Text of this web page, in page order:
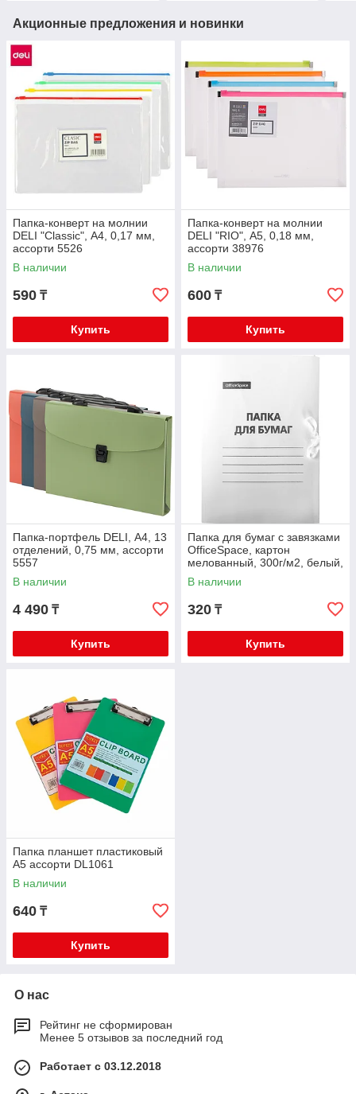
Акционные предложения и новинки
Папка-конверт на молнии
DELI "Classic", А4, 0,17 мм,
ассорти 5526
В наличии
590 ₸
Купить
Папка-конверт на молнии
DELI "RIO", А5, 0,18 мм,
ассорти 38976
В наличии
600 ₸
Купить
Папка-портфель DELI, А4, 13
отделений, 0,75 мм, ассорти
5557
В наличии
4 490 ₸
Купить
Папка для бумаг с завязками
OfficeSpace, картон
мелованный, 300г/м2, белый,
до 200л. 158535
В наличии
320 ₸
Купить
Папка планшет пластиковый
А5 ассорти DL1061
В наличии
640 ₸
Купить
О нас
Рейтинг не сформирован
Менее 5 отзывов за последний год
Работает с 03.12.2018